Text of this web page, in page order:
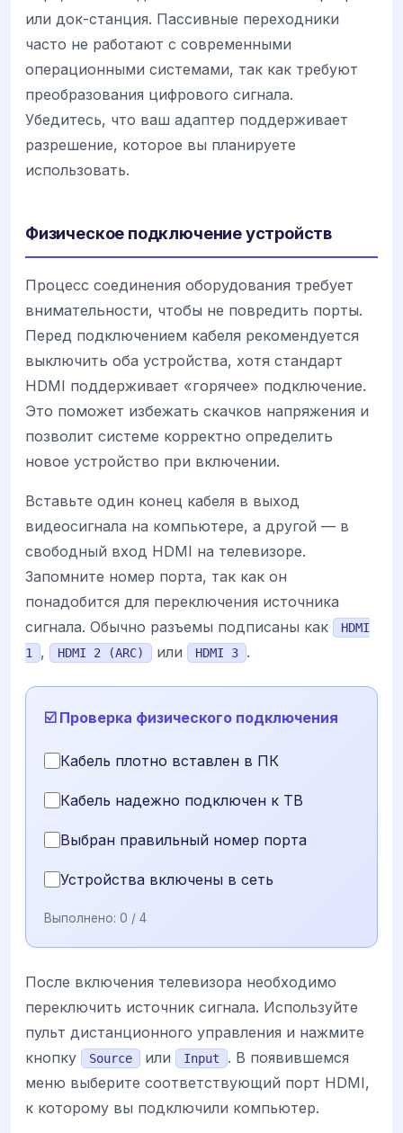
или док-станция. Пассивные переходники
часто не работают с современными
операционными системами, так как требуют
преобразования цифрового сигнала.
Убедитесь, что ваш адаптер поддерживает
разрешение, которое вы планируете
использовать.
Физическое подключение устройств
Процесс соединения оборудования требует
внимательности, чтобы не повредить порты.
Перед подключением кабеля рекомендуется
выключить оба устройства, хотя стандарт
HDMI поддерживает «горячее» подключение.
Это поможет избежать скачков напряжения и
позволит системе корректно определить
новое устройство при включении.
Вставьте один конец кабеля в выход
видеосигнала на компьютере, а другой — в
свободный вход HDMI на телевизоре.
Запомните номер порта, так как он
понадобится для переключения источника
сигнала. Обычно разъемы подписаны как
HDMI
1
, HDMI 2 (ARC) или HDMI 3 .
☑️ Проверка физического подключения
Кабель плотно вставлен в ПК
Кабель надежно подключен к ТВ
Выбран правильный номер порта
Устройства включены в сеть
Выполнено: 0 / 4
После включения телевизора необходимо
переключить источник сигнала. Используйте
пульт дистанционного управления и нажмите
кнопку
Source или Input
. В появившемся
меню выберите соответствующий порт HDMI,
к которому вы подключили компьютер.